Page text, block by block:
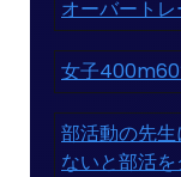
オーバート
女子
部活動の先
ないと部活